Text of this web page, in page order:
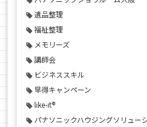
遺品整理
福祉整理
メモリーズ
講師会
ビジネススキル
早得キャンペーン
like-it®
パナソニックハウジングソリュー